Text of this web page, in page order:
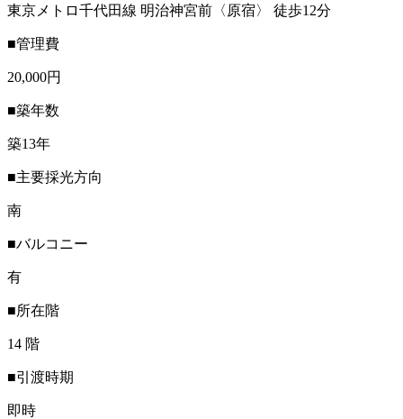
東京メトロ千代田線 明治神宮前〈原宿〉 徒歩12分
■管理費
20,000円
■築年数
築13年
■主要採光方向
南
■バルコニー
有
■所在階
14 階
■引渡時期
即時